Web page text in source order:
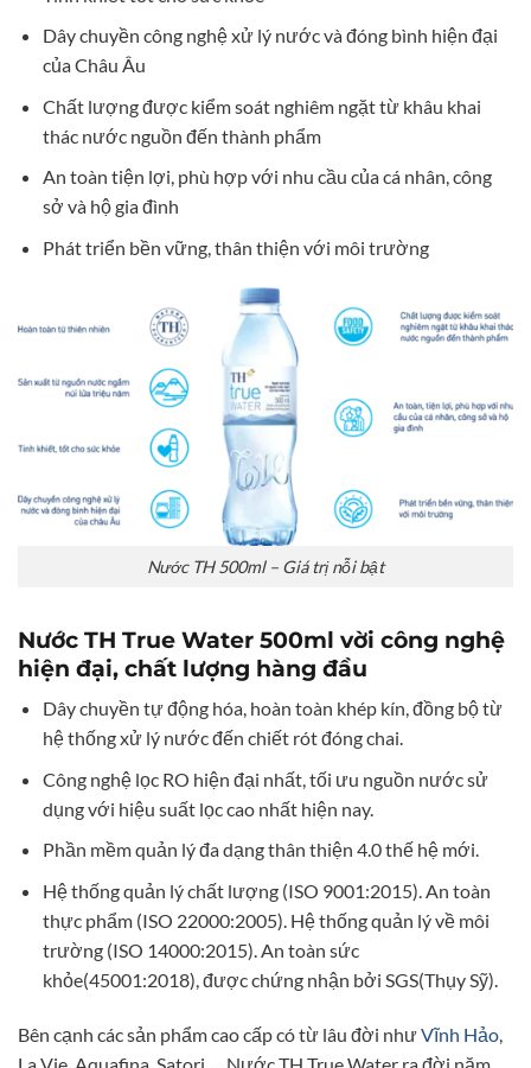
Dây chuyền công nghệ xử lý nước và đóng bình hiện đại
của Châu Âu
Chất lượng được kiểm soát nghiêm ngặt từ khâu khai
thác nước nguồn đến thành phẩm
An toàn tiện lợi, phù hợp với nhu cầu của cá nhân, công
sở và hộ gia đình
Phát triển bền vững, thân thiện với môi trường
Nước TH 500ml – Giá trị nỗi bật
Nước TH True Water 500ml vời công nghệ
hiện đại, chất lượng hàng đầu
Dây chuyền tự động hóa, hoàn toàn khép kín, đồng bộ từ
hệ thống xử lý nước đến chiết rót đóng chai.
Công nghệ lọc RO hiện đại nhất, tối ưu nguồn nước sử
dụng với hiệu suất lọc cao nhất hiện nay.
Phần mềm quản lý đa dạng thân thiện 4.0 thế hệ mới.
Hệ thống quản lý chất lượng (ISO 9001:2015). An toàn
thực phẩm (ISO 22000:2005). Hệ thống quản lý về môi
trường (ISO 14000:2015). An toàn sức
khỏe(45001:2018), được chứng nhận bởi SGS(Thụy Sỹ).
Bên cạnh các sản phẩm cao cấp có từ lâu đời nhưVĩnh Hảo